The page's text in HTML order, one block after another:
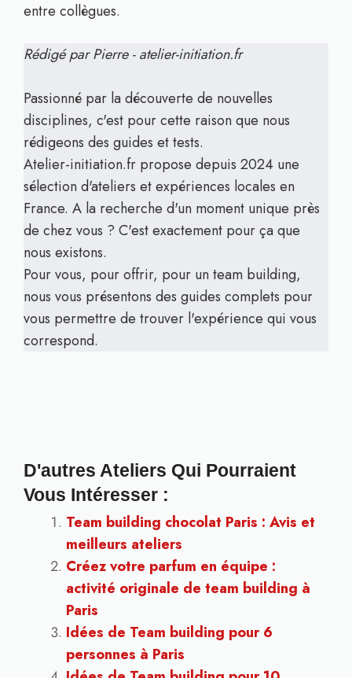
entre collègues.
Rédigé par Pierre - atelier-initiation.fr
Passionné par la découverte de nouvelles
disciplines, c'est pour cette raison que nous
rédigeons des guides et tests.
Atelier-initiation.fr propose depuis 2024 une
sélection d'ateliers et expériences locales en
France. A la recherche d'un moment unique près
de chez vous ? C'est exactement pour ça que
nous existons.
Pour vous, pour offrir, pour un team building,
nous vous présentons des guides complets pour
vous permettre de trouver l'expérience qui vous
correspond.
D'autres Ateliers Qui Pourraient
Vous Intéresser :
Team building chocolat Paris : Avis et
meilleurs ateliers
Créez votre parfum en équipe :
activité originale de team building à
Paris
Idées de Team building pour 6
personnes à Paris